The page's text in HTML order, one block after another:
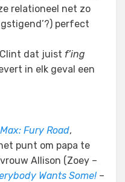
relationeel net zo
perfect
dat juist f’ing
in elk geval een
Fury Road,
punt om papa te
Allison (Zoey –
Wants Some! –